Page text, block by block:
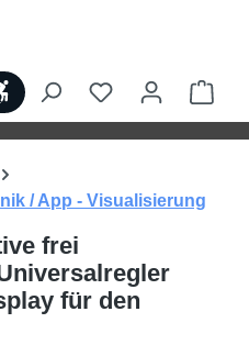
Werkzeugleiste anzeigen
/ App - Visualisierung
frei
für den